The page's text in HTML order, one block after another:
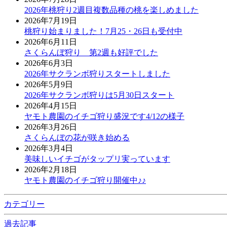
2026年桃狩り2週目複数品種の桃を楽しめました
2026年7月19日
桃狩り始まりました！7月25・26日も受付中
2026年6月11日
さくらんぼ狩り 第2週も好評でした
2026年6月3日
2026年サクランボ狩りスタートしました
2026年5月9日
2026年サクランボ狩りは5月30日スタート
2026年4月15日
ヤモト農園のイチゴ狩り盛況です4/12の様子
2026年3月26日
さくらんぼの花が咲き始める
2026年3月4日
美味しいイチゴがタップリ実っています
2026年2月18日
ヤモト農園のイチゴ狩り開催中♪♪
カテゴリー
過去記事